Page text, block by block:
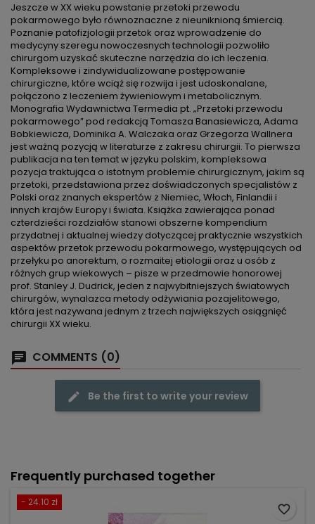
Jeszcze w XX wieku powstanie przetoki przewodu
pokarmowego było równoznaczne z nieuniknioną śmiercią.
Poznanie patofizjologii przetok oraz wprowadzenie do
medycyny szeregu nowoczesnych technologii pozwoliło
chirurgom uzyskać skuteczne narzędzia do ich leczenia.
Kompleksowe i zindywidualizowane postępowanie
chirurgiczne, które wciąż się rozwija i jest udoskonalane,
połączono z leczeniem żywieniowym i metabolicznym.
Monografia Wydawnictwa Termedia pt. „Przetoki przewodu
pokarmowego” pod redakcją Tomasza Banasiewicza, Adama
Bobkiewicza, Dominika A. Walczaka oraz Grzegorza Wallnera
jest ważną pozycją w literaturze z zakresu chirurgii. To pierwsza
publikacja na ten temat w języku polskim, kompleksowa
pozycja traktująca o istotnym problemie chirurgicznym, jakim są
przetoki, przedstawiona przez doświadczonych specjalistów z
Polski oraz znanych ekspertów z Niemiec, Włoch, Finlandii i
innych krajów Europy i świata. Książka zawierająca ponad
czterdzieści rozdziałów stanowi obszerne kompendium
przydatnej i aktualnej wiedzy dotyczącej praktycznie wszystkich
aspektów przetok przewodu pokarmowego, występujących od
przełyku po anorektum, o rozmaitej etiologii oraz u osób z
różnych grup wiekowych – pisze w przedmowie honorowej
prof. Stanley J. Dudrick, jeden z najwybitniejszych światowych
chirurgów, wynalazca metody odżywiania pozajelitowego,
która jest nazywana jednym z trzech największych osiągnięć
chirurgii XX wieku.
COMMENTS (0)
Be the first to write your review
Frequently purchased together
- 24.10 zł
favorite_border